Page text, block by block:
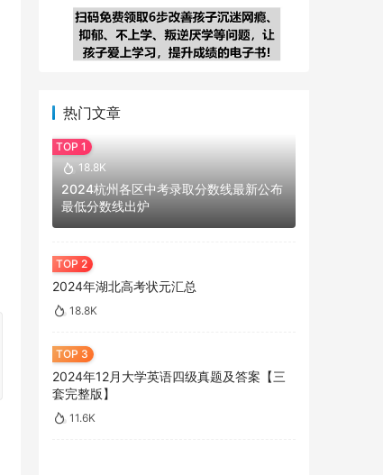
热门文章
18.8K
2024杭州各区中考录取分数线最新公布
最低分数线出炉
2024年湖北高考状元汇总
18.8K
2024年12月大学英语四级真题及答案【三
套完整版】
11.6K